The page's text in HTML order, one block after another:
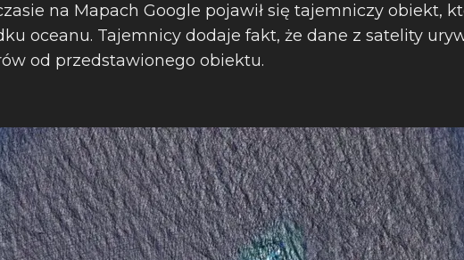
na Mapach Google pojawił się tajemniczy obiekt,
oceanu. Tajemnicy dodaje fakt, że dane z satelity
od przedstawionego obiektu.